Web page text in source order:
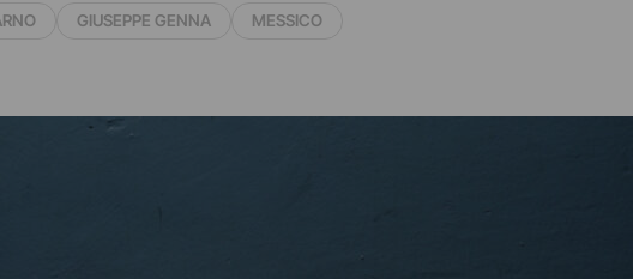
GIUSEPPE GENNA MESSICO